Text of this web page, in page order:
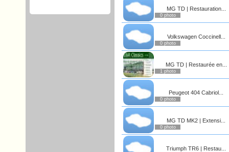
MG TD | Restauration...
0 photo
Volkswagen Coccinell...
0 photo
MG TD | Restaurée en...
1 photo
Peugeot 404 Cabriol...
0 photo
MG TD MK2 | Extensi...
0 photo
Triumph TR6 | Restau...